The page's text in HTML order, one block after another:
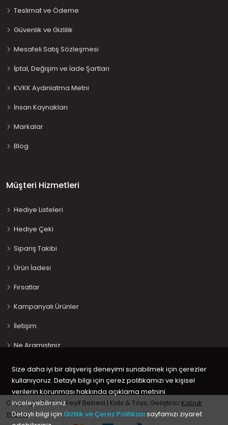
Teslimat ve Ödeme
Güvenlik ve Gizlilik
Mesafeli Satış Sözleşmesi
İptal, Değişim ve İade Şartları
KVKK Aydınlatma Metni
İnsan Kaynakları
Markalar
Blog
Müşteri Hizmetleri
Hediye Listeleri
Hediye Çeki
Sipariş Takibi
Ürün İadesi
Fırsatlar
Kampanyalı Ürünler
İletişim
Ne Aramıştınız…
Copyright © 2020 Keyif Bebesi | Kids & Toys, Geliştirici Kabuk
Yazılım
Size daha iyi bir alışveriş deneyimi sunabilmek için çerezler
kullanıyoruz. Detaylı bilgi için çerez politikamızı ve kişisel
verilerin korunması hakkında açıklama metnini
inceleyebilirsiniz.
Detaylı bilgi için Gizlilik ve Çerez Politikası sayfamızı ziyaret